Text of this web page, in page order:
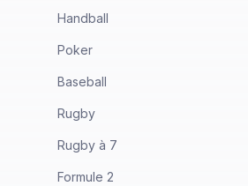
Handball
Poker
Baseball
Rugby
Rugby à 7
Formule 2